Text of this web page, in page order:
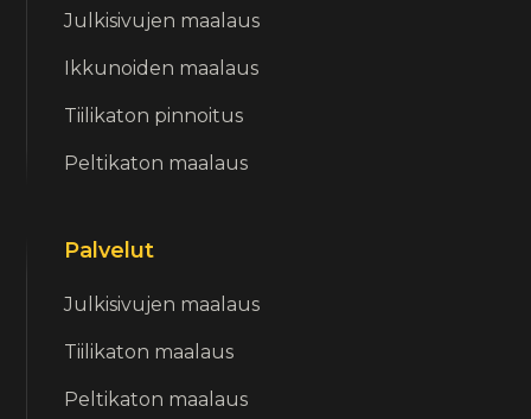
Julkisivujen maalaus
Ikkunoiden maalaus
Tiilikaton pinnoitus
Peltikaton maalaus
Palvelut
Julkisivujen maalaus
Tiilikaton maalaus
Peltikaton maalaus